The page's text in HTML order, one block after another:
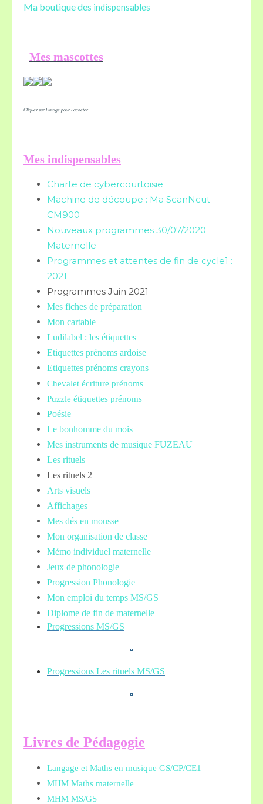
Ma boutique des indispensables
Mes mascottes
Cliquez sur l'image pour l'acheter
Mes indispensables
Charte de cybercourtoisie
Machine de découpe : Ma ScanNcut
CM900
Nouveaux programmes 30/07/2020
Maternelle
Programmes et attentes de fin de cycle1 :
2021
Programmes Juin 2021
Mes fiches de préparation
Mon cartable
Ludilabel : les étiquettes
Etiquettes prénoms ardoise
Etiquettes prénoms crayons
Chevalet écriture prénoms
Puzzle étiquettes prénoms
Poésie
Le bonhomme du mois
Mes instruments de musique FUZEAU
Les rituels
Les rituels 2
Arts visuels
Affichages
Mes dés en mousse
Mon organisation de classe
Mémo individuel maternelle
Jeux de phonologie
Progression Phonologie
Mon emploi du temps MS/GS
Diplome de fin de maternelle
Progressions MS/GS
Progressions Les rituels MS/GS
Livres de Pédagogie
Langage et Maths en musique GS/CP/CE1
MHM Maths maternelle
MHM MS/GS